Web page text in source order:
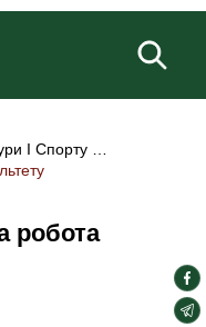
І Спорту
робота